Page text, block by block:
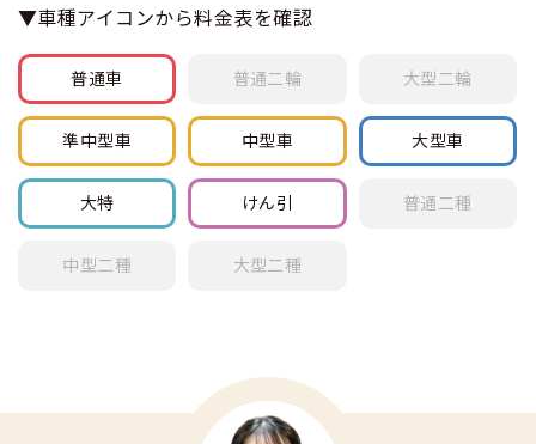
▼車種アイコンから料金表を確認
普通車 普通二輪 大型二輪
準中型車 中型車 大型車
大特 けん引 普通二種
中型二種 大型二種